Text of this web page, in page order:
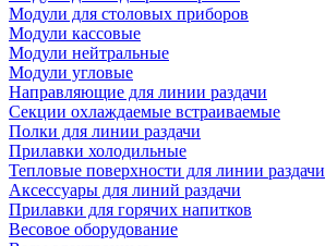
Модули для столовых приборов
Модули кассовые
Модули нейтральные
Модули угловые
Направляющие для линии раздачи
Секции охлаждаемые встраиваемые
Полки для линии раздачи
Прилавки холодильные
Тепловые поверхности для линии раздачи
Аксессуары для линий раздачи
Прилавки для горячих напитков
Весовое оборудование